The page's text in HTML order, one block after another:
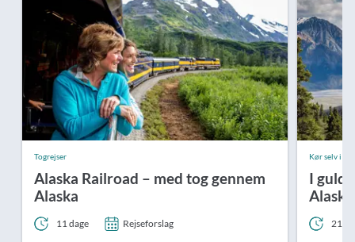
Togrejser
Alaska Railroad – med tog gennem
Alaska
11 dage Rejseforslag
Kør selv i bil
I
Alaska
21